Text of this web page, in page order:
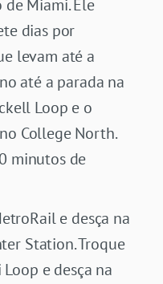
Miami. Ele
dias por
levam até a
até a parada na
Loop e o
College North.
minutos de
e desça na
Station. Troque
e desça na